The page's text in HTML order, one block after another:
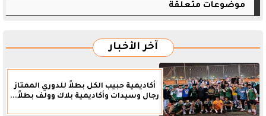
موضوعات متعلقة
آخر الأخبار
أكاديمية حبيب الكل بطلاً للدوري الممتاز
رجال وسيدات وأكاديمية بلاك وولف بطلاً...